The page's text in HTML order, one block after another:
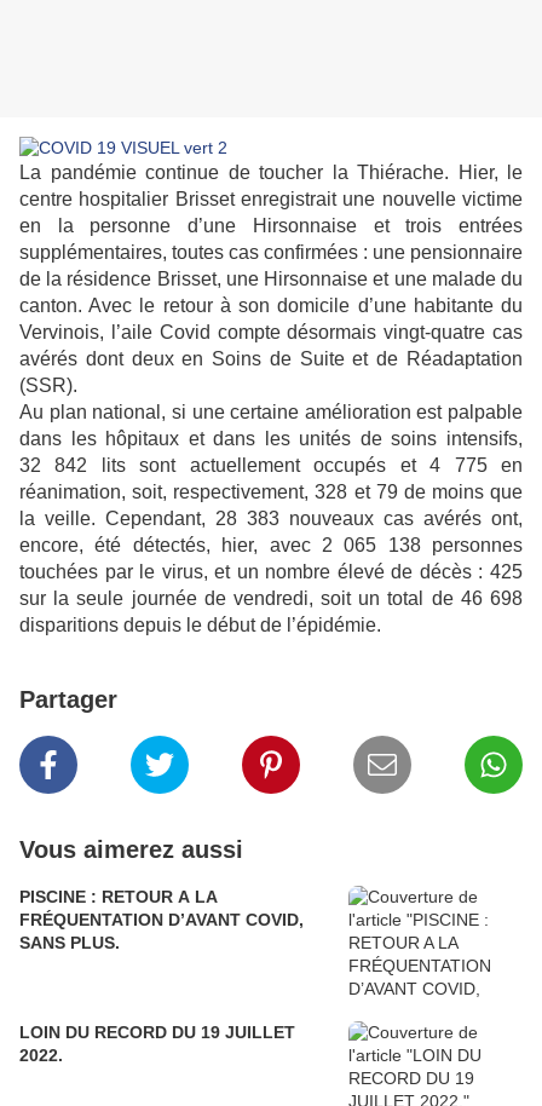
La pandémie continue de toucher la Thiérache. Hier, le
centre hospitalier Brisset enregistrait une nouvelle victime
en la personne d’une Hirsonnaise et trois entrées
supplémentaires, toutes cas confirmées : une pensionnaire
de la résidence Brisset, une Hirsonnaise et une malade du
canton. Avec le retour à son domicile d’une habitante du
Vervinois, l’aile Covid compte désormais vingt-quatre cas
avérés dont deux en Soins de Suite et de Réadaptation
(SSR).
Au plan national, si une certaine amélioration est palpable
dans les hôpitaux et dans les unités de soins intensifs,
32 842 lits sont actuellement occupés et 4 775 en
réanimation, soit, respectivement, 328 et 79 de moins que
la veille. Cependant, 28 383 nouveaux cas avérés ont,
encore, été détectés, hier, avec 2 065 138 personnes
touchées par le virus, et un nombre élevé de décès : 425
sur la seule journée de vendredi, soit un total de 46 698
disparitions depuis le début de l’épidémie.
Partager
Vous aimerez aussi
PISCINE : RETOUR A LA
FRÉQUENTATION D’AVANT COVID,
SANS PLUS.
LOIN DU RECORD DU 19 JUILLET
2022.